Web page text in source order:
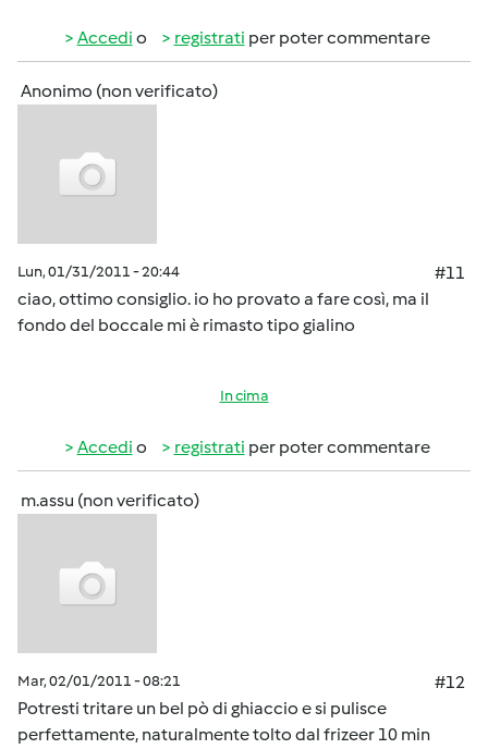
Accedi o registrati per poter commentare
Anonimo (non verificato)
Lun, 01/31/2011 - 20:44
#11
ciao, ottimo consiglio. io ho provato a fare così, ma il
fondo del boccale mi è rimasto tipo gialino
In cima
Accedi o registrati per poter commentare
m.assu (non verificato)
Mar, 02/01/2011 - 08:21
#12
Potresti tritare un bel pò di ghiaccio e si pulisce
perfettamente, naturalmente tolto dal frizeer 10 min